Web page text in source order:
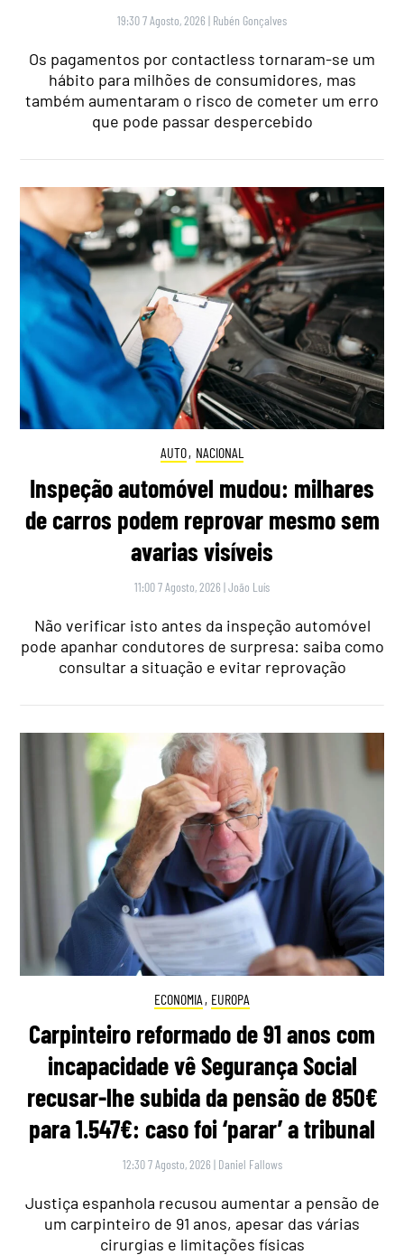
19:30 7 Agosto, 2026 | Rubén Gonçalves
Os pagamentos por contactless tornaram-se um
hábito para milhões de consumidores, mas
também aumentaram o risco de cometer um erro
que pode passar despercebido
AUTO, NACIONAL
Inspeção automóvel mudou: milhares
de carros podem reprovar mesmo sem
avarias visíveis
11:00 7 Agosto, 2026 |João Luís
Não verificar isto antes da inspeção automóvel
pode apanhar condutores de surpresa: saiba como
consultar a situação e evitar reprovação
ECONOMIA , EUROPA
Carpinteiro reformado de 91 anos com
incapacidade vê Segurança Social
recusar-lhe subida da pensão de 850€
para 1.547€: caso foi ‘parar’ a tribunal
12:30 7 Agosto, 2026 | Daniel Fallows
Justiça espanhola recusou aumentar a pensão de
um carpinteiro de 91 anos, apesar das várias
cirurgias e limitações físicas